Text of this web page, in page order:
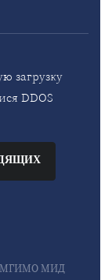
загрузку
DDOS
МГИМО МИД